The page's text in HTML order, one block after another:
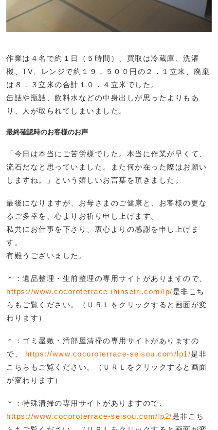
作業は４名で約１日（５時間）、買取は冷蔵庫、洗濯
機、TV、レンジで約１９，５００円の２．１立米、廃棄
は８．３立米の合計１０．４立米でした。
缶詰や瓶詰、飲料水などの中身出しが思ったよりもあ
り、人が取られてしまいました。
最終確認時のお客様のお声
「今日は本当にご苦労様でした。本当に作業が早くて、
流石だなと思っていました。また何か在った際はお願い
しますね。」という嬉しいお言葉を頂きました。
最後になりますが、お母さまのご健康と、お客様の更な
るご多幸を、心よりお祈り申し上げます。
私共にお仕事を下さり、衷心よりの感謝を申し上げま
す。
有難うございました。
＊：遺品整理・生前整理の専用サイトがありますので、
https://www.cocoroterrace-ihinseiri.com/lp/是非こち
らもご覧ください。（ＵＲＬをクリックすると画面が変
わります）
＊：ゴミ屋敷・汚部屋清掃の専用サイトがありますの
で、 https://www.cocoroterrace-seisou.com/lp1/是非
こち らもご覧ください。（ＵＲＬをクリックすると画面
が変わります）
＊：特殊清掃の専用サイトがありますので、
https://www.cocoroterrace-seisou.com/lp2/是非こち